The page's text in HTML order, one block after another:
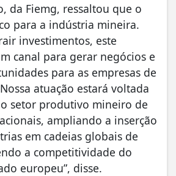
da Fiemg, ressaltou que o
para a indústria mineira.
investimentos, este
canal para gerar negócios e
para as empresas de
atuação estará voltada
setor produtivo mineiro de
ampliando a inserção
em cadeias globais de
a competitividade do
europeu”, disse.